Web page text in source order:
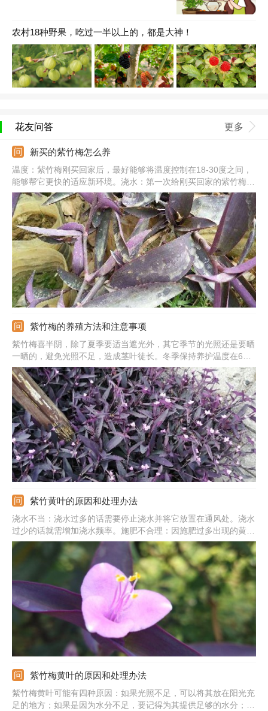
农村18种野果，吃过一半以上的，都是大神！
花友问答 更多
新买的紫竹梅怎么养
温度：紫竹梅刚买回家后，最好能够将温度控制在18-30度之间，
能够帮它更快的适应新环境。浇水：第一次给刚买回家的紫竹梅浇
水时，需要浇透，等土壤完全干燥后再进行浇水。光照：紫竹梅喜
光，买回家后可让它接受定量的光照，可以促进它的生长，但不要
过量，同时避免强光。施肥：对肥料需求性不强，新买的紫竹梅不
要急着施肥，以免烧根。
紫竹梅的养殖方法和注意事项
紫竹梅喜半阴，除了夏季要适当遮光外，其它季节的光照还是要晒
一晒的，避免光照不足，造成茎叶徒长。冬季保持养护温度在6℃
以上，温度低少浇水，植株生长期，掂量着盆土的重量感觉明显变
轻浇透水。每隔半个月追施一次营养均衡的肥水，多多通风，防止
病虫害的发生。
紫竹黄叶的原因和处理办法
浇水不当：浇水过多的话需要停止浇水并将它放置在通风处。浇水
过少的话就需增加浇水频率。施肥不合理：因施肥过多出现的黄
叶，需要及时换盆换土。因施肥过少引起的黄叶，需增加施肥次
数。光照不足：需要将植株搬到阳光充足的地方。通风不好：需将
它移动到通风好的地方来养。
紫竹梅黄叶的原因和处理办法
紫竹梅黄叶可能有四种原因：如果光照不足，可以将其放在阳光充
足的地方；如果是因为水分不足，要记得为其提供足够的水分；如